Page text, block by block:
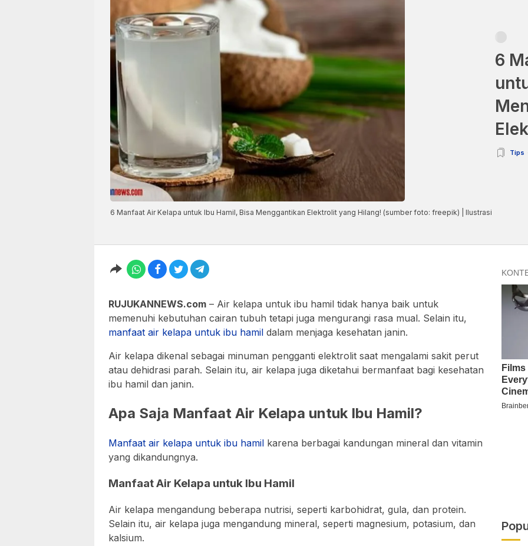
6 Manfaat Air Kelapa untuk Ibu Hamil, Bisa Menggantikan Elektrolit yang Hilang! (sumber foto: freepik) | Ilustrasi
6
Tips
RUJUKANNEWS.com – Air kelapa untuk ibu hamil tidak hanya baik untuk
memenuhi kebutuhan cairan tubuh tetapi juga mengurangi rasa mual. Selain itu,
manfaat air kelapa untuk ibu hamil dalam menjaga kesehatan janin.
Air kelapa dikenal sebagai minuman pengganti elektrolit saat mengalami sakit perut
atau dehidrasi parah. Selain itu, air kelapa juga diketahui bermanfaat bagi kesehatan
ibu hamil dan janin.
Apa Saja Manfaat Air Kelapa untuk Ibu Hamil?
Manfaat air kelapa untuk ibu hamil karena berbagai kandungan mineral dan vitamin
yang dikandungnya.
Manfaat Air Kelapa untuk Ibu Hamil
Air kelapa mengandung beberapa nutrisi, seperti karbohidrat, gula, dan protein.
Selain itu, air kelapa juga mengandung mineral, seperti magnesium, potasium, dan
kalsium.